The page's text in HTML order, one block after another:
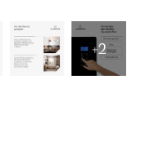
+2